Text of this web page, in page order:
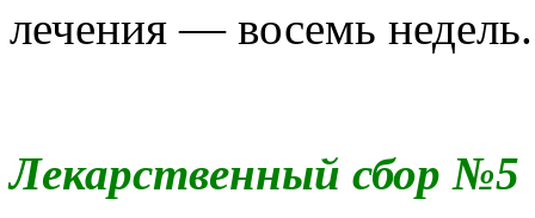
лечения — восемь недель.
Лекарственный сбор №5